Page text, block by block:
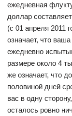
ежедневная
доллар
(с 01 апреля 2011
означает, что
ежедневно
размере около 4
же означает, что
половиной дней
вас в одну
осталось ровно